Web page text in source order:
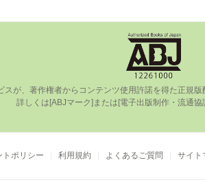
が、著作権者からコンテンツ使⽤許諾を得た正規
トポリシー 利用規約 よくあるご質問 サイト